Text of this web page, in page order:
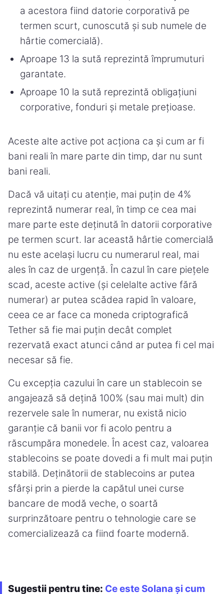
a acestora fiind datorie corporativă pe
termen scurt, cunoscută și sub numele de
hârtie comercială).
Aproape 13 la sută reprezintă împrumuturi
garantate.
Aproape 10 la sută reprezintă obligațiuni
corporative, fonduri și metale prețioase.
Aceste alte active pot acționa ca și cum ar fi
bani reali în mare parte din timp, dar nu sunt
bani reali.
Dacă vă uitați cu atenție, mai puțin de 4%
reprezintă numerar real, în timp ce cea mai
mare parte este deținută în datorii corporative
pe termen scurt. Iar această hârtie comercială
nu este același lucru cu numerarul real, mai
ales în caz de urgență. În cazul în care piețele
scad, aceste active (și celelalte active fără
numerar) ar putea scădea rapid în valoare,
ceea ce ar face ca moneda criptografică
Tether să fie mai puțin decât complet
rezervată exact atunci când ar putea fi cel mai
necesar să fie.
Cu excepția cazului în care un stablecoin se
angajează să dețină 100% (sau mai mult) din
rezervele sale în numerar, nu există nicio
garanție că banii vor fi acolo pentru a
răscumpăra monedele. În acest caz, valoarea
stablecoins se poate dovedi a fi mult mai puțin
stabilă. Deținătorii de stablecoins ar putea
sfârși prin a pierde la capătul unei curse
bancare de modă veche, o soartă
surprinzătoare pentru o tehnologie care se
comercializează ca fiind foarte modernă.
Sugestii pentru tine: Ce este Solana și cum